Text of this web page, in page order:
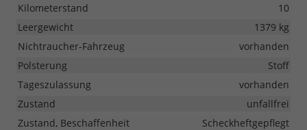
Kilometerstand
10
Leergewicht
1379 kg
Nichtraucher-Fahrzeug
vorhanden
Polsterung
Stoff
Tageszulassung
vorhanden
Zustand
unfallfrei
Zustand, Beschaffenheit
Scheckheftgepflegt